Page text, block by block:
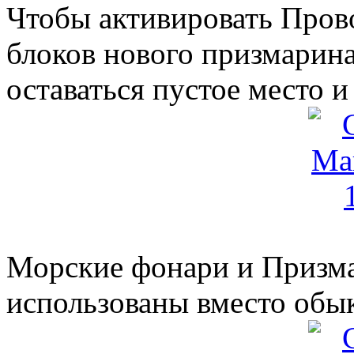
Чтобы активировать
блоков нового
оставаться пустое место
Морские фонари и
использованы вместо